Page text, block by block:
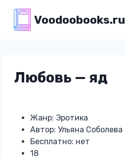
содержимому
Voodoobooks.ru
Любовь — яд
Жанр: Эротика
Автор: Ульяна Соболева
Бесплатно: нет
18